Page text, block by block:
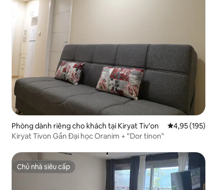
Phòng dành riêng cho khách tại Kiryat Tiv'on Xếp hạng
4,95 (195)
Kiryat Tivon Gần Đại học Oranim + "Dor tinon"
Chủ nhà siêu cấp
Chủ nhà siêu cấp